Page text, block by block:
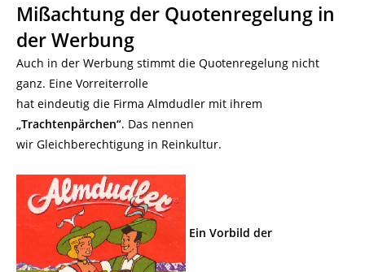
Mißachtung der Quotenregelung in
der Werbung
Auch in der Werbung stimmt die Quotenregelung nicht
ganz. Eine Vorreiterrolle
hat eindeutig die Firma Almdudler mit ihrem
„Trachtenpärchen“. Das nennen
wir Gleichberechtigung in Reinkultur.
Ein Vorbild der